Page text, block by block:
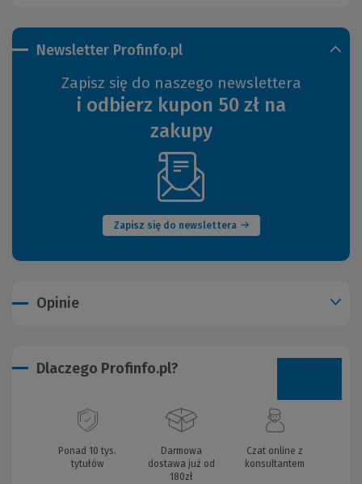
Newsletter Profinfo.pl
Zapisz się do naszego newslettera
i odbierz kupon 50 zł na
zakupy
Zapisz się do newslettera
(Nowe
okno)
Opinie
Dlaczego Profinfo.pl?
Ponad 10 tys.
tytułów
Darmowa
dostawa już od
180zł
Czat online z
konsultantem